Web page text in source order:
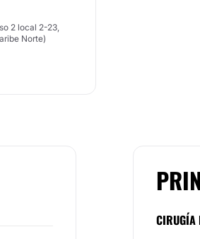
2 local 2-23,
Norte)
CIRUGÍA